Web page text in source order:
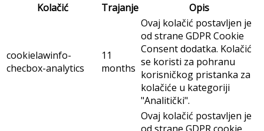
Kolačić
Trajanje Opis
cookielawinfo-
checbox-analytics
11
months
Ovaj kolačić postavljen je
od strane GDPR Cookie
Consent dodatka. Kolačić
se koristi za pohranu
korisničkog pristanka za
kolačiće u kategoriji
"Analitički".
Ovaj kolačić postavljen je